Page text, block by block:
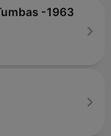
-1963